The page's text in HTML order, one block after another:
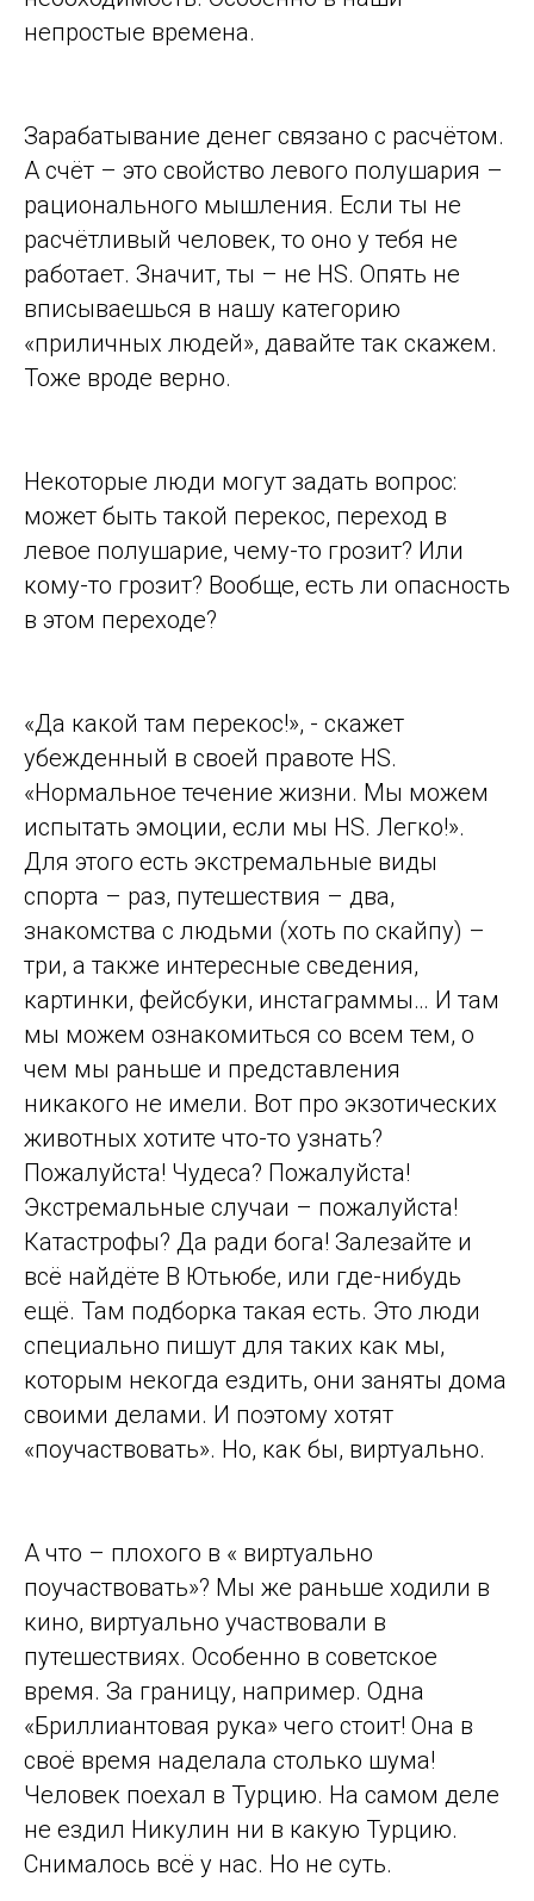
непростые времена.
Зарабатывание денег связано с расчётом.
А счёт – это свойство левого полушария –
рационального мышления. Если ты не
расчётливый человек, то оно у тебя не
работает. Значит, ты – не HS. Опять не
вписываешься в нашу категорию
«приличных людей», давайте так скажем.
Тоже вроде верно.
Некоторые люди могут задать вопрос:
может быть такой перекос, переход в
левое полушарие, чему-то грозит? Или
кому-то грозит? Вообще, есть ли опасность
в этом переходе?
«Да какой там перекос!», - скажет
убежденный в своей правоте HS.
«Нормальное течение жизни. Мы можем
испытать эмоции, если мы HS. Легко!».
Для этого есть экстремальные виды
спорта – раз, путешествия – два,
знакомства с людьми (хоть по скайпу) –
три, а также интересные сведения,
картинки, фейсбуки, инстаграммы… И там
мы можем ознакомиться со всем тем, о
чем мы раньше и представления
никакого не имели. Вот про экзотических
животных хотите что-то узнать?
Пожалуйста! Чудеса? Пожалуйста!
Экстремальные случаи – пожалуйста!
Катастрофы? Да ради бога! Залезайте и
всё найдёте В Ютьюбе, или где-нибудь
ещё. Там подборка такая есть. Это люди
специально пишут для таких как мы,
которым некогда ездить, они заняты дома
своими делами. И поэтому хотят
«поучаствовать». Но, как бы, виртуально.
А что – плохого в « виртуально
поучаствовать»? Мы же раньше ходили в
кино, виртуально участвовали в
путешествиях. Особенно в советское
время. За границу, например. Одна
«Бриллиантовая рука» чего стоит! Она в
своё время наделала столько шума!
Человек поехал в Турцию. На самом деле
не ездил Никулин ни в какую Турцию.
Снималось всё у нас. Но не суть.